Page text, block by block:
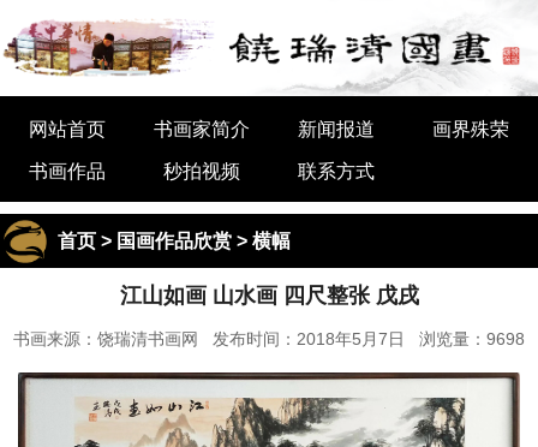
网站首页 书画家简介 新闻报道 画界殊荣
书画作品 秒拍视频 联系方式
首页 > 国画作品欣赏 > 横幅
江山如画 山水画 四尺整张 戊戌
书画来源：饶瑞清书画网 发布时间：2018年5月7日 浏览量：9698